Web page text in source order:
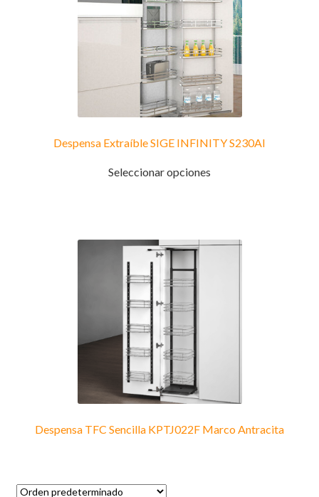
Despensa Extraíble SIGE INFINITY S230AI
Seleccionar opciones
Las
producto
Despensa TFC Sencilla KPTJ022F Marco Antracita